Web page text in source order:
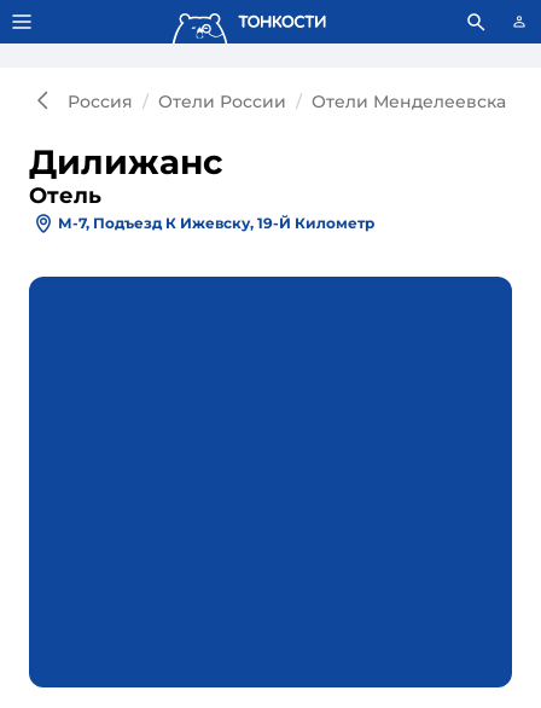
Тонкости используют сookie-файлы. Что это значит?
Россия Отели России Отели Менделеевска
Дилижанс
Отель
М-7, Подъезд К Ижевску, 19-Й Километр